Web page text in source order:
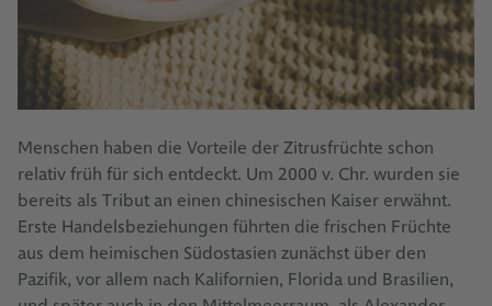
Menschen haben die Vorteile der Zitrusfrüchte schon
relativ früh für sich entdeckt. Um 2000 v. Chr. wurden sie
bereits als Tribut an einen chinesischen Kaiser erwähnt.
Erste Handelsbeziehungen führten die frischen Früchte
aus dem heimischen Südostasien zunächst über den
Pazifik, vor allem nach Kalifornien, Florida und Brasilien,